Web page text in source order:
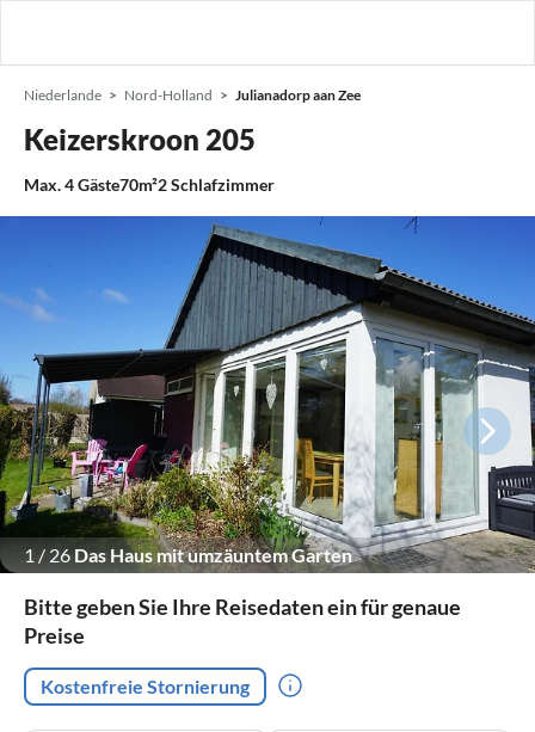
Niederlande Nord-Holland Julianadorp aan Zee
Keizerskroon 205
Max.4Gäste70m²2Schlafzimmer
1 / 26 Das Haus mit umzäuntem Garten
Bitte geben Sie Ihre Reisedaten ein für genaue
Preise
Kostenfreie Stornierung